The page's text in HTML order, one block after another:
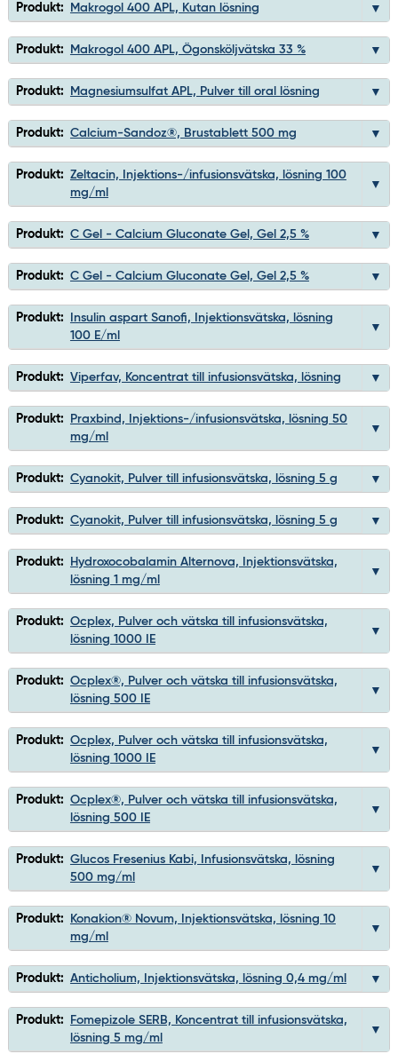
Produkt: Makrogol 400 APL, Kutan lösning
Produkt: Makrogol 400 APL, Ögonsköljvätska 33 %
Produkt: Magnesiumsulfat APL, Pulver till oral lösning
Produkt: Calcium-Sandoz®, Brustablett 500 mg
Produkt: Zeltacin, Injektions-/infusionsvätska, lösning 100
mg/ml
Produkt: C Gel - Calcium Gluconate Gel, Gel 2,5 %
Produkt: C Gel - Calcium Gluconate Gel, Gel 2,5 %
Produkt:
Insulin aspart Sanofi, Injektionsvätska, lösning
100 E/ml
Produkt: Viperfav, Koncentrat till infusionsvätska, lösning
Produkt:
Praxbind, Injektions-/infusionsvätska, lösning 50
mg/ml
Produkt: Cyanokit, Pulver till infusionsvätska, lösning 5 g
Produkt: Cyanokit, Pulver till infusionsvätska, lösning 5 g
Produkt:
Hydroxocobalamin Alternova, Injektionsvätska,
lösning 1 mg/ml
Produkt: Ocplex, Pulver och vätska till infusionsvätska,
lösning 1000 IE
Produkt: Ocplex®, Pulver och vätska till infusionsvätska,
lösning 500 IE
Produkt: Ocplex, Pulver och vätska till infusionsvätska,
lösning 1000 IE
Produkt: Ocplex®, Pulver och vätska till infusionsvätska,
lösning 500 IE
Produkt: Glucos Fresenius Kabi, Infusionsvätska, lösning
500 mg/ml
Produkt:
Konakion® Novum, Injektionsvätska, lösning 10
mg/ml
Produkt: Anticholium, Injektionsvätska, lösning 0,4 mg/ml
Produkt:
Fomepizole SERB, Koncentrat till infusionsvätska,
lösning 5 mg/ml